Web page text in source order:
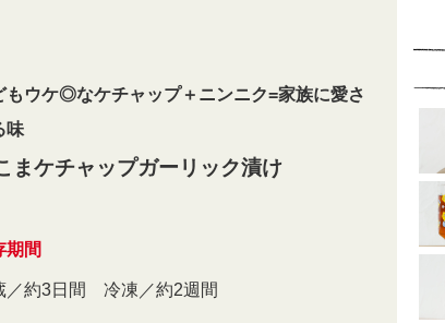
もウケ◎なケチャップ＋ニンニク=家族に愛さ
味
まケチャップガーリック漬け
期間
／約3日間 冷凍／約2週間